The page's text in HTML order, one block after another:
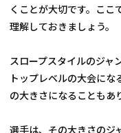
くことが大切です。ここ
理解しておきましょう。
スロープスタイルのジャ
トップレベルの大会に
の大きさになることもあ
選手は、その大きさのジ